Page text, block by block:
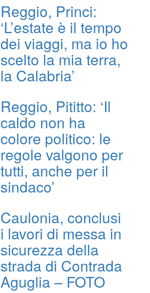
Reggio, Princi:
‘L’estate è il tempo
dei viaggi, ma io ho
scelto la mia terra,
la Calabria’
Reggio, Pititto: ‘Il
caldo non ha
colore politico: le
regole valgono per
tutti, anche per il
sindaco’
Caulonia, conclusi
i lavori di messa in
sicurezza della
strada di Contrada
Aguglia – FOTO